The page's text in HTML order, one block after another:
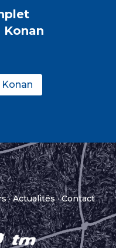
Konan
Konan
·Actualités·Contact
.